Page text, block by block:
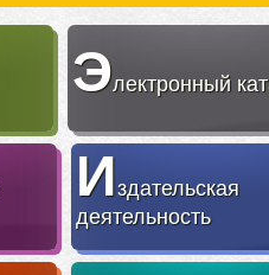
Электронный
Издательская
деятельность